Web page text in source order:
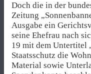
Doch die in der
Zeitung
Ausgabe ein
seine Ehefrau nach
19 mit dem Untertitel
Staatsschutz die
Material sowie